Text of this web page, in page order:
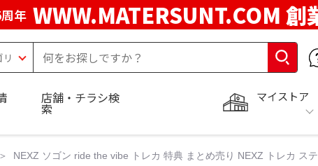
年 WWW.MATERSUNT.COM 創
マイストア
店舗・チラシ検
索
NEXZ ソゴン ride the vibe トレカ 特典 まとめ売り NEXZ トレカ ス